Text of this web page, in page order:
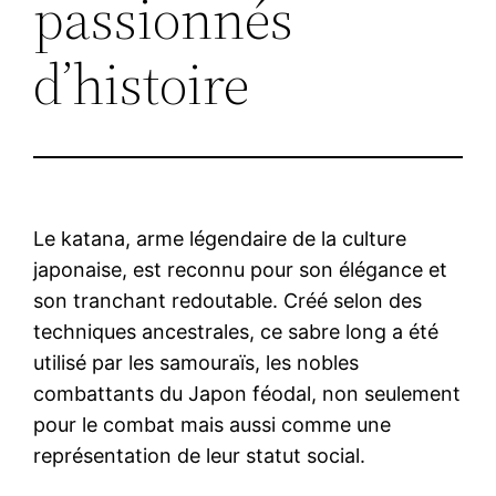
passionnés
d’histoire
Le katana, arme légendaire de la culture
japonaise, est reconnu pour son élégance et
son tranchant redoutable. Créé selon des
techniques ancestrales, ce sabre long a été
utilisé par les samouraïs, les nobles
combattants du Japon féodal, non seulement
pour le combat mais aussi comme une
représentation de leur statut social.